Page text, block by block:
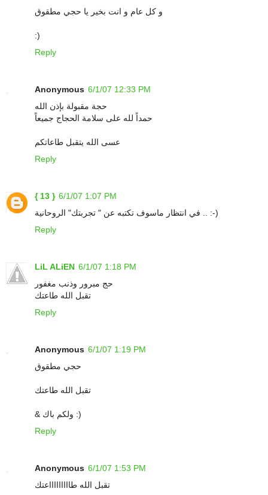
و كل عام و انت بخير يا حجي مطقوق
:)
Reply
Anonymous 6/1/07 12:33 PM
حجة مقبولة بإذن الله
حمداً لله على سلامة الحجاج جميعاً
عسى الله يتقبل طاعاتكم
Reply
{ 13 } 6/1/07 1:07 PM
في انتظار ماسوف تكتبه عن " تجربتك" الروحانية .. :-)
Reply
LiL ALiEN 6/1/07 1:18 PM
حج مبرور وذنب مغفور
تقبل الله طاعتك
Reply
Anonymous 6/1/07 1:19 PM
حجي مطقوق
تقبل الله طاعتك
& ولكم باك :)
Reply
Anonymous 6/1/07 1:53 PM
تقبل الله طاااااااااعتك